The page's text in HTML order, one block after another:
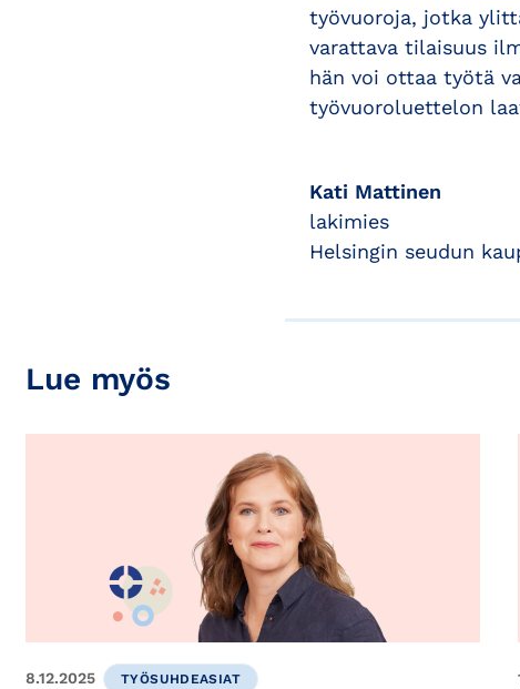
työvuoroja, jotka
varattava tilaisuus
hän voi ottaa työtä
työvuoroluettelon
Kati Mattinen
lakimies
Helsingin seudun
Lue myös
8.12.2025 TYÖSUHDEASIAT